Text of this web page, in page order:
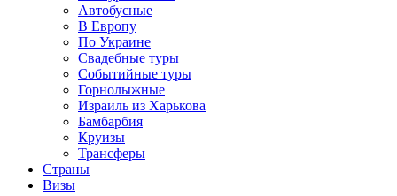
Автобусные
В Европу
По Украине
Свадебные туры
Событийные туры
Горнолыжные
Израиль из Харькова
Бамбарбия
Круизы
Трансферы
Страны
Визы